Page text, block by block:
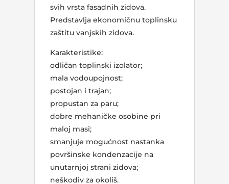
svih vrsta fasadnih zidova.
Predstavlja ekonomičnu toplinsku
zaštitu vanjskih zidova.
Karakteristike:
odličan toplinski izolator;
mala vodoupojnost;
postojan i trajan;
propustan za paru;
dobre mehaničke osobine pri
maloj masi;
smanjuje mogućnost nastanka
površinske kondenzacije na
unutarnjoj strani zidova;
neškodiv za okoliš.